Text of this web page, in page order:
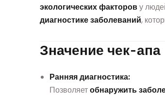
экологических факторову
диагностике заболеваний,
Значение чек-апа
Ранняя диагностика:
Позволяетобнаружить